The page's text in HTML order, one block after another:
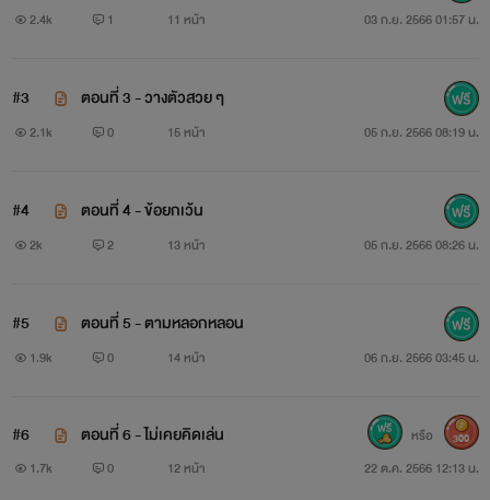
2.4k 1 11 หน้า 03 ก.ย. 2566 01:57 น.
#3 ตอนที่ 3 - วางตัวสวย ๆ
2.1k 0 15 หน้า 05 ก.ย. 2566 08:19 น.
#4 ตอนที่ 4 - ข้อยกเว้น
2k 2 13 หน้า 05 ก.ย. 2566 08:26 น.
#5 ตอนที่ 5 - ตามหลอกหลอน
1.9k 0 14 หน้า 06 ก.ย. 2566 03:45 น.
#6 ตอนที่ 6 - ไม่เคยคิดเล่น
1.7k 0 12 หน้า 22 ต.ค. 2566 12:13 น.
หรือ 300